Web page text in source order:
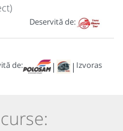
Deservită de:
de: | | Izvoras